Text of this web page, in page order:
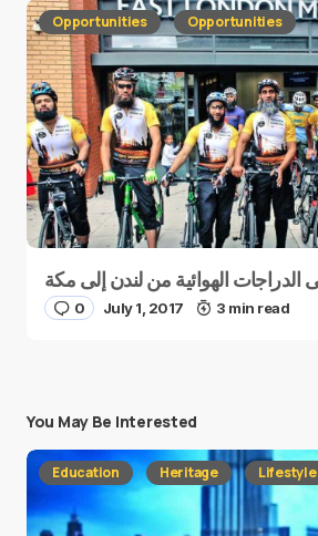
Opportunities Opportunities
0 July 1, 2017 3 min read
You May Be Interested
Education Heritage Lifestyle